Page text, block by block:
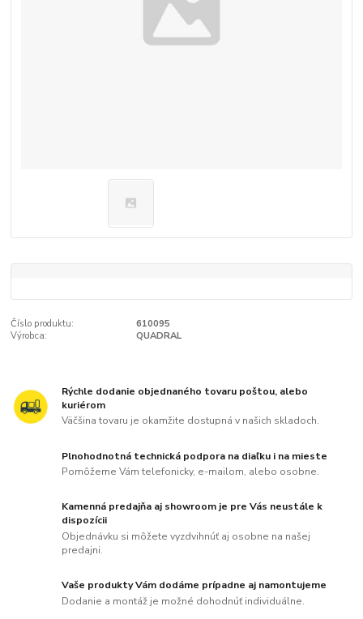
Číslo produktu:
610095
Výrobca:
QUADRAL
Rýchle dodanie objednaného tovaru poštou, alebo
kuriérom
Väčšina tovaru je okamžite dostupná v našich skladoch.
Plnohodnotná technická podpora na diaľku i na mieste
Pomôžeme Vám telefonicky, e-mailom, alebo osobne.
Kamenná predajňa aj showroom je pre Vás neustále k
dispozícii
Objednávku si môžete vyzdvihnúť aj osobne na našej
predajni.
Vaše produkty Vám dodáme prípadne aj namontujeme
Dodanie a montáž je možné dohodnúť individuálne.